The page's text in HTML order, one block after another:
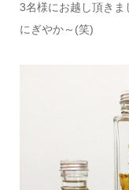
3名様にお越し頂き
にぎやか～(笑)